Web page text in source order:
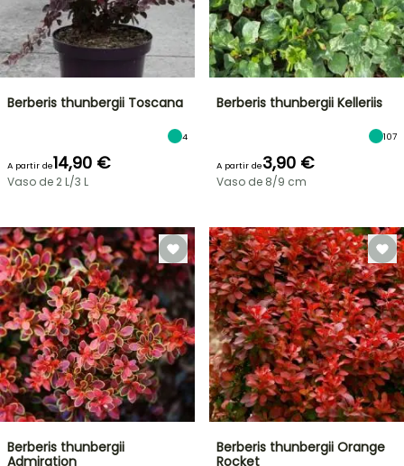
Berberis thunbergii Toscana
4
A partir de14,90 €
Vaso de 2 L/3 L
Berberis thunbergii Kelleriis
107
A partir de3,90 €
Vaso de 8/9 cm
Berberis thunbergii
Admiration
Berberis thunbergii Orange
Rocket